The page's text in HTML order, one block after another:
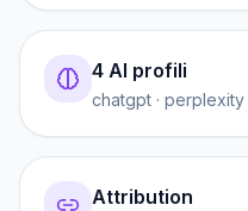
4 AI profili
chatgpt · perplexity
Attribution